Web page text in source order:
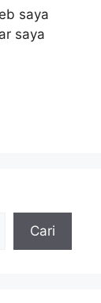
saya
saya
Cari